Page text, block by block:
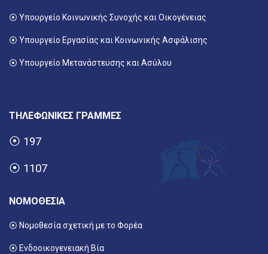
⦿ Υπουργείο Κοινωνικής Συνοχής και Οικογένειας
⦿ Υπουργείο Εργασίας και Κοινωνικής Ασφάλισης
⦿ Υπουργείο Μετανάστευσης και Ασύλου
ΤΗΛΕΦΩΝΙΚΕΣ ΓΡΑΜΜΕΣ
⦿ 197
⦿ 1107
ΝΟΜΟΘΕΣΙΑ
⦿ Νομοθεσία σχετική με το Φορέα
⦿ Ενδοοικογενειακή Βία